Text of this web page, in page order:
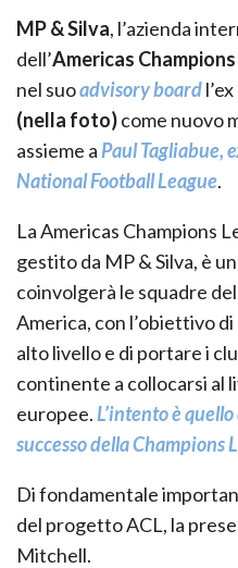
MP & Silva, l’azienda
dell’Americas
nel suoadvisory board
(nella foto)come nuovo
assieme a Paul Tagliabue,
National Football League.
La Americas Champions
gestito da MP & Silva, è
coinvolgerà le squadre
America, con l’obiettivo
alto livello e di portare i
continente a collocarsi al
europee.L’intento è
successo della Champions
Di fondamentale
del progetto ACL, la
Mitchell.